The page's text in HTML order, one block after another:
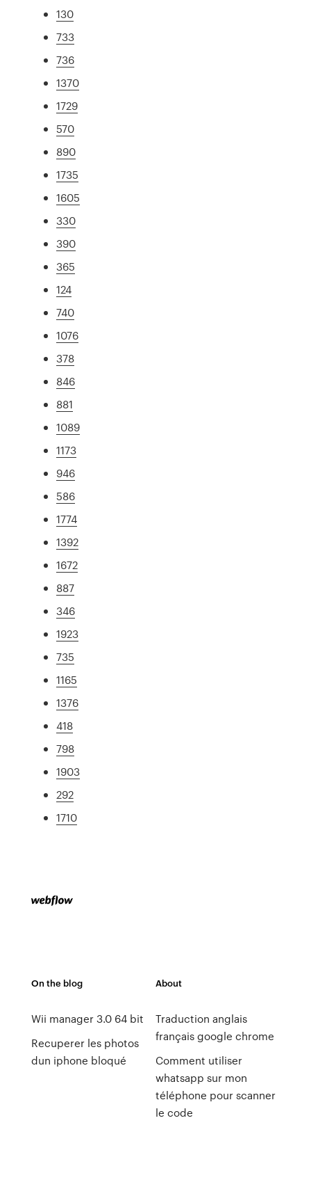
130
733
736
1370
1729
570
890
1735
1605
330
390
365
124
740
1076
378
846
881
1089
1173
946
586
1774
1392
1672
887
346
1923
735
1165
1376
418
798
1903
292
1710
On the blog
Wii manager 3.0 64 bit
Recuperer les photos
dun iphone bloqué
About
Traduction anglais
français google chrome
Comment utiliser
whatsapp sur mon
téléphone pour scanner
le code